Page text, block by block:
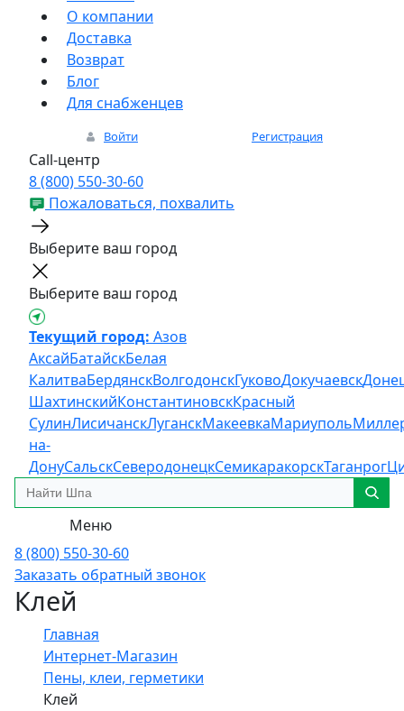
О компании
Доставка
Возврат
Блог
Для снабженцев
Войти Регистрация
Call-центр
8 (800) 550-30-60
Пожаловаться, похвалить
Выберите ваш город
Выберите ваш город
Текущий город: Азов
АксайБатайскБелая
КалитваБердянскВолгодонскГуковоДокучаевск
ШахтинскийКонстантиновскКрасный
СулинЛисичанскЛуганскМакеевкаМариуполь
на-
ДонуСальскСеверодонецкСемикаракорскТаганрог
Меню
8 (800) 550-30-60
Заказать обратный звонок
Клей
Главная
Интернет-Магазин
Пены, клеи, герметики
Клей